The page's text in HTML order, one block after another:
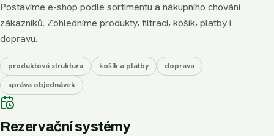
Postavíme e-shop podle sortimentu a nákupního chování
zákazníků. Zohledníme produkty, filtraci, košík, platby i
dopravu.
produktová struktura košík a platby
doprava
správa objednávek
Rezervační systémy